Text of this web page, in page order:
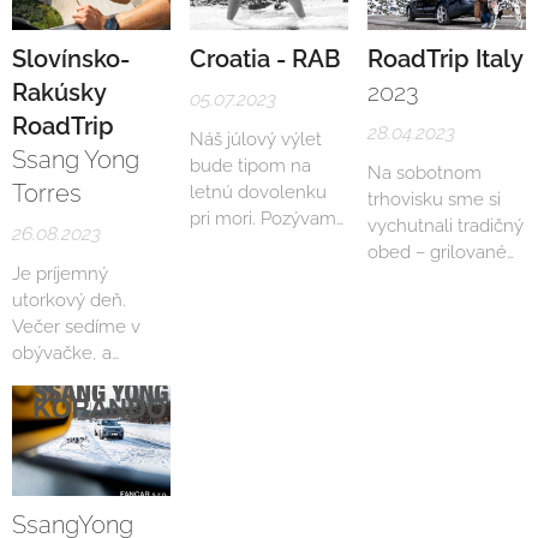
Rab.
Slovínsko-
Rakúsky
RoadTrip
Ssang Yong
Torres
26.08.2023
Je príjemný
utorkový deň.
Večer sedíme v
obývačke, a
čas na nový
zážitok – na
dobrodružstvo,
ktoré sa bude
odohrávať na
Croatia - RAB
05.07.2023
Náš júlový výlet
bude tipom na
letnú dovolenku
pri mori. Pozývame
RoadTrip Italy
2023
28.04.2023
Na sobotnom
trhovisku sme si
vychutnali tradičný
obed – grilované
SsangYong